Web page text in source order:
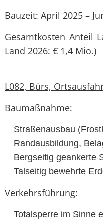
Bauzeit: April 2025 –
Gesamtkosten Anteil
Land 2026: € 1,4 Mio.)
L082, Bürs,
Baumaßnahme:
Straßenausbau
Randausbildung,
Bergseitig geankerte
Talseitig bewehrte
Verkehrsführung:
Totalsperre im Sinne